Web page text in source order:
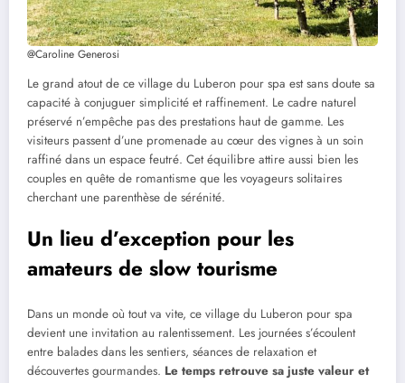
@Caroline Generosi
Le grand atout de ce village du Luberon pour spa est sans doute sa
capacité à conjuguer simplicité et raffinement. Le cadre naturel
préservé n’empêche pas des prestations haut de gamme. Les
visiteurs passent d’une promenade au cœur des vignes à un soin
raffiné dans un espace feutré. Cet équilibre attire aussi bien les
couples en quête de romantisme que les voyageurs solitaires
cherchant une parenthèse de sérénité.
Un lieu d’exception pour les
amateurs de slow tourisme
Dans un monde où tout va vite, ce village du Luberon pour spa
devient une invitation au ralentissement. Les journées s’écoulent
entre balades dans les sentiers, séances de relaxation et
découvertes gourmandes. Le temps retrouve sa juste valeur et